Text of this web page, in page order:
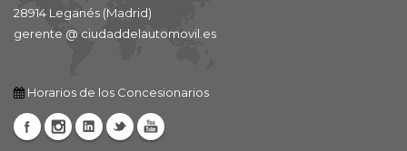
28914 Leganés (Madrid)
gerente @ ciudaddelautomovil.es
Horarios de los Concesionarios